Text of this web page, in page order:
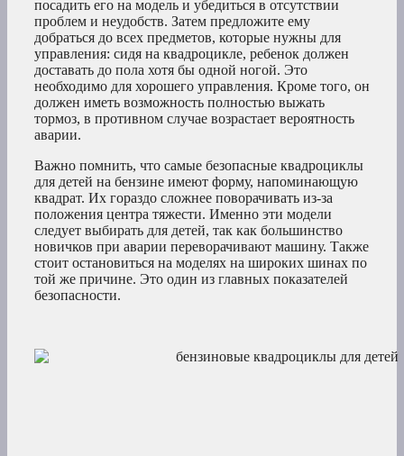
посадить его на модель и убедиться в отсутствии
проблем и неудобств. Затем предложите ему
добраться до всех предметов, которые нужны для
управления: сидя на квадроцикле, ребенок должен
доставать до пола хотя бы одной ногой. Это
необходимо для хорошего управления. Кроме того, он
должен иметь возможность полностью выжать
тормоз, в противном случае возрастает вероятность
аварии.
Важно помнить, что самые безопасные квадроциклы
для детей на бензине имеют форму, напоминающую
квадрат. Их гораздо сложнее поворачивать из-за
положения центра тяжести. Именно эти модели
следует выбирать для детей, так как большинство
новичков при аварии переворачивают машину. Также
стоит остановиться на моделях на широких шинах по
той же причине. Это один из главных показателей
безопасности.